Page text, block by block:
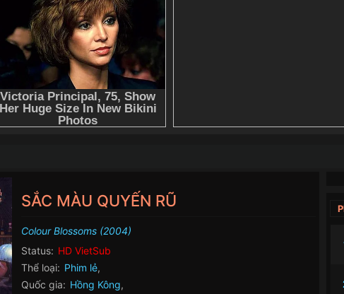
SẮC MÀU QUYẾN RŨ
Colour Blossoms (2004)
Status: HD VietSub
Thể loại: Phim lẻ,
Quốc gia: Hồng Kông,